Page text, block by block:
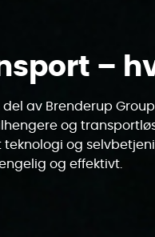
–
del av Brenderup
og
teknologi og
og effektivt.